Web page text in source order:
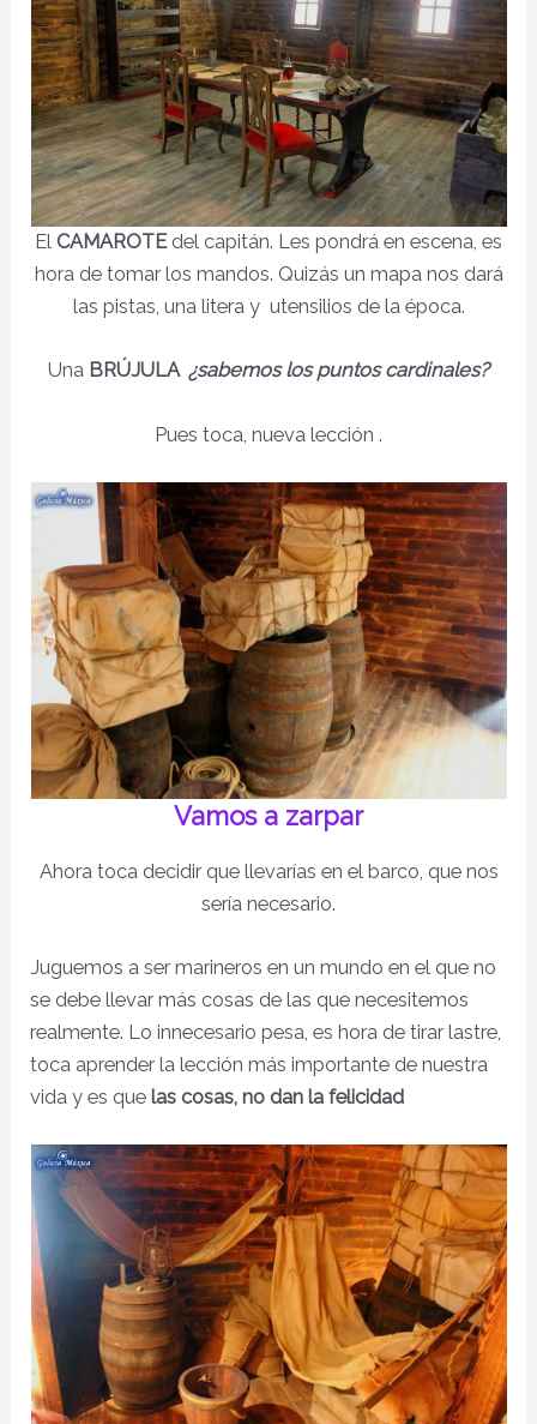
El CAMAROTEdel capitán. Les pondrá en escena, es
hora de tomar los mandos. Quizás un mapa nos dará
las pistas, una litera y utensilios de la época.
Una BRÚJULA ¿sabemos los puntos cardinales?
Pues toca, nueva lección .
Vamos a zarpar
Ahora toca decidir que llevarías en el barco, que nos
sería necesario.
Juguemos a ser marineros en un mundo en el que no
se debe llevar más cosas de las que necesitemos
realmente. Lo innecesario pesa, es hora de tirar lastre,
toca aprender la lección más importante de nuestra
vida y es quelas cosas, no dan la felicidad